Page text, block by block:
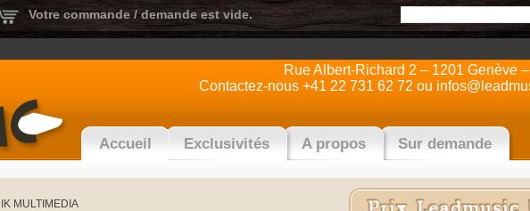
Votre commande / demande est vide.
Rue Albert-Richard 2 – 1201 Genève
Contactez-nous +41 22 731 62 72 ou
Accueil Exclusivités A propos Sur demande
IK MULTIMEDIA